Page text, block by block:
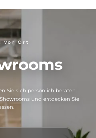
vor Ort
Sie sich persönlich beraten.
und entdecken Sie